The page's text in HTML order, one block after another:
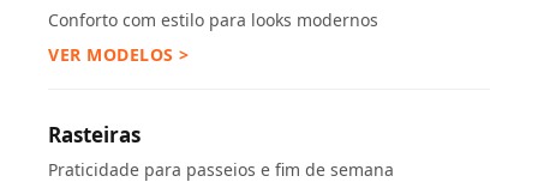
Conforto com estilo para looks modernos
VER MODELOS >
Rasteiras
Praticidade para passeios e fim de semana